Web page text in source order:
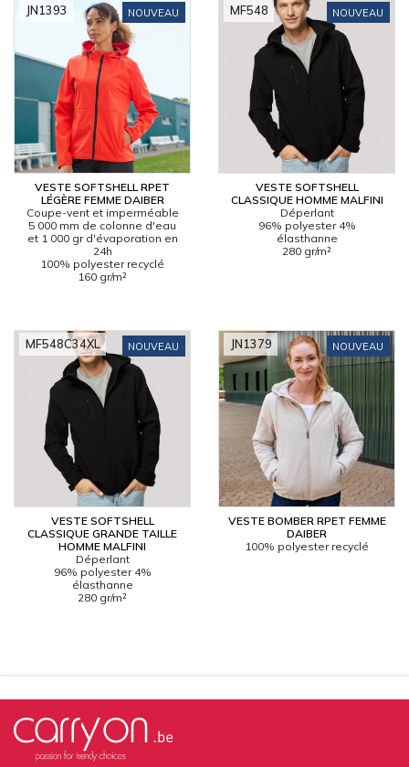
NOUVEAU
VESTE SOFTSHELL RPET
LÉGÈRE FEMME DAIBER
Coupe-vent et imperméable
5 000 mm de colonne d'eau
et 1 000 gr d'évaporation en
24h
100% polyester recyclé
160 gr/m²
JN1393 NOUVEAU
VESTE SOFTSHELL
CLASSIQUE HOMME MALFINI
Déperlant
96% polyester 4%
élasthanne
280 gr/m²
MF548
NOUVEAU
VESTE SOFTSHELL
CLASSIQUE GRANDE TAILLE
HOMME MALFINI
Déperlant
96% polyester 4%
élasthanne
280 gr/m²
MF548C34XL NOUVEAU
VESTE BOMBER RPET FEMME
DAIBER
100% polyester recyclé
JN1379